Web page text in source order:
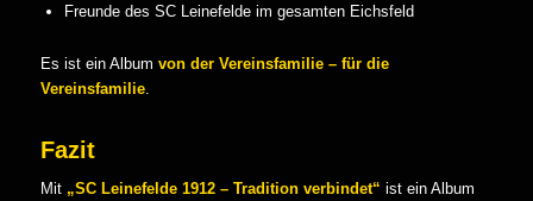
Freunde des SC Leinefelde im gesamten Eichsfeld
Es ist ein Album von der Vereinsfamilie – für die
Vereinsfamilie.
Fazit
Mit „SC Leinefelde 1912 – Tradition verbindet“ ist ein Album